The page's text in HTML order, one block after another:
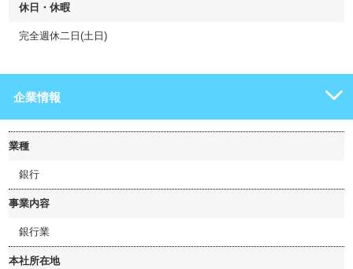
休日・休暇
完全週休二日(土日)
企業情報
業種
銀行
事業内容
銀行業
本社所在地